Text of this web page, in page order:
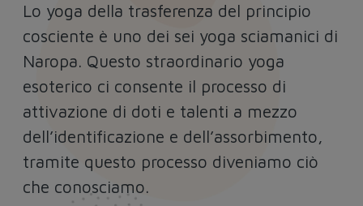
Lo yoga della trasferenza del principio
cosciente è uno dei sei yoga sciamanici di
Naropa. Questo straordinario yoga
esoterico ci consente il processo di
attivazione di doti e talenti a mezzo
dell’identificazione e dell’assorbimento,
tramite questo processo diveniamo ciò
che conosciamo.